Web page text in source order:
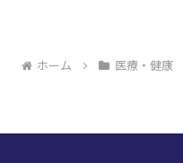
ホーム 医療・健康